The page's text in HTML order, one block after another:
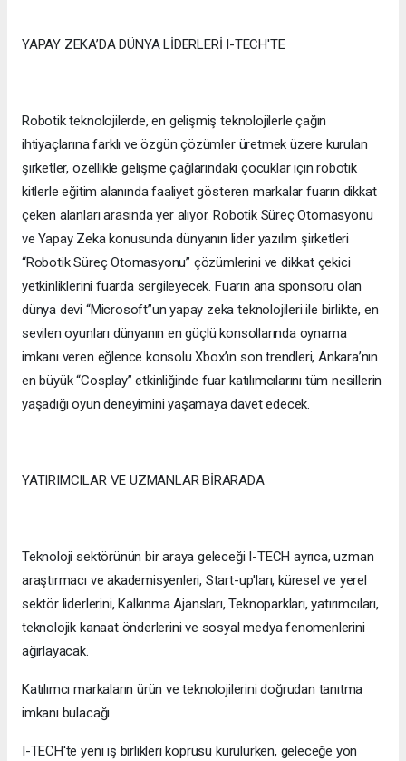
YAPAY ZEKA’DA DÜNYA LİDERLERİ I-TECH'TE
Robotik teknolojilerde, en gelişmiş teknolojilerle çağın
ihtiyaçlarına farklı ve özgün çözümler üretmek üzere kurulan
şirketler, özellikle gelişme çağlarındaki çocuklar için robotik
kitlerle eğitim alanında faaliyet gösteren markalar fuarın dikkat
çeken alanları arasında yer alıyor. Robotik Süreç Otomasyonu
ve Yapay Zeka konusunda dünyanın lider yazılım şirketleri
“Robotik Süreç Otomasyonu” çözümlerini ve dikkat çekici
yetkinliklerini fuarda sergileyecek. Fuarın ana sponsoru olan
dünya devi “Microsoft”un yapay zeka teknolojileri ile birlikte, en
sevilen oyunları dünyanın en güçlü konsollarında oynama
imkanı veren eğlence konsolu Xbox’ın son trendleri, Ankara’nın
en büyük “Cosplay” etkinliğinde fuar katılımcılarını tüm nesillerin
yaşadığı oyun deneyimini yaşamaya davet edecek.
YATIRIMCILAR VE UZMANLAR BİRARADA
Teknoloji sektörünün bir araya geleceği I-TECH ayrıca, uzman
araştırmacı ve akademisyenleri, Start-up'ları, küresel ve yerel
sektör liderlerini, Kalkınma Ajansları, Teknoparkları, yatırımcıları,
teknolojik kanaat önderlerini ve sosyal medya fenomenlerini
ağırlayacak.
Katılımcı markaların ürün ve teknolojilerini doğrudan tanıtma
imkanı bulacağı
I-TECH'te yeni iş birlikleri köprüsü kurulurken, geleceğe yön